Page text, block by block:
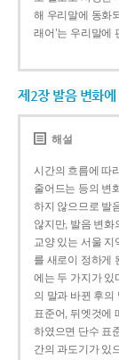
해 우리말에 동화
래어’는 우리말에
제2장 발음 변화
해설
시간의 흐름에 따
줄어드는 등의 변
하지 않으므로 발
않지만, 발음 변화
교양 있는 서울 지
를 새로이 정하게
에는 두 가지가 있
의 말과 바뀐 후의
표준어, 뒤엣것에
하였으면 단수 표
간의 과도기가 있